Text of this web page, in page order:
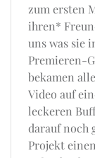
zum ersten
ihren*
uns was sie
Premieren-
bekamen
Video auf
leckeren
darauf noch
Projekt